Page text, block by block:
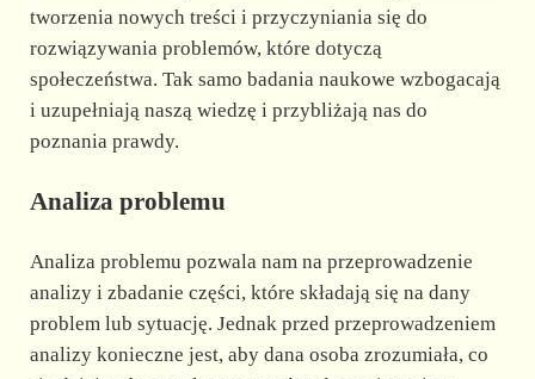
tworzenia nowych treści i przyczyniania się do
rozwiązywania problemów, które dotyczą
społeczeństwa. Tak samo badania naukowe wzbogacają
i uzupełniają naszą wiedzę i przybliżają nas do
poznania prawdy.
Analiza problemu
Analiza problemu pozwala nam na przeprowadzenie
analizy i zbadanie części, które składają się na dany
problem lub sytuację. Jednak przed przeprowadzeniem
analizy konieczne jest, aby dana osoba zrozumiała, co